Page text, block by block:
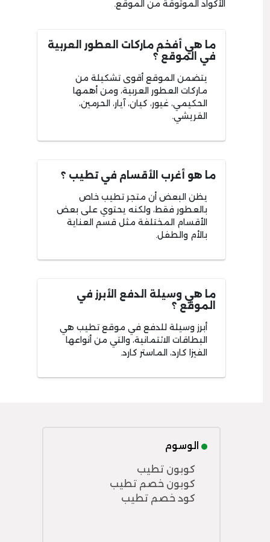
الأكواد الموثوقة من الموقع.
ما هي أفخم ماركات العطور العربية
في الموقع ؟
يتضمن الموقع أقوى تشكيلة من
ماركات العطور العربية، ومن أهمها
الحكيمي، غيور، كيان، آيار، الحرمين،
القريشي.
ما هو أغرب الأقسام في تطيب ؟
يظن البعض أن متجر تطيب خاص
بالعطور فقط، ولكنه يحتوي على بعض
الأقسام المختلفة مثل قسم العناية
بالأم والطفل.
ما هي وسيلة الدفع الأبرز في
الموقع ؟
أبرز وسيلة للدفع في موقع تطيب هي
البطاقات الائتمانية، والتي من أنواعها
الفيزا كارد، الماستر كارد.
الوسوم
كوبون تطيب
كوبون خصم تطيب
كود خصم تطيب